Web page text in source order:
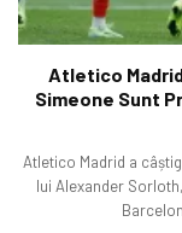
Atletico
Simeone Sunt
Atletico Madrid a
lui Alexander